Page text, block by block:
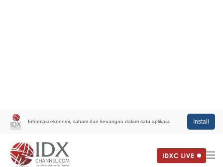
Informasi ekonomi, saham dan keuangan dalam satu aplikasi. Install